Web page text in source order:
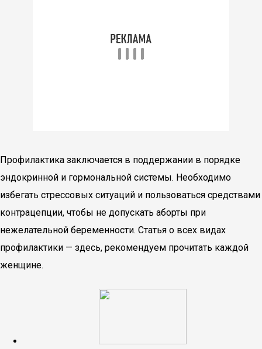
Профилактика заключается в поддержании в порядке
эндокринной и гормональной системы. Необходимо
избегать стрессовых ситуаций и пользоваться средствами
контрацепции, чтобы не допускать аборты при
нежелательной беременности. Статья о всех видах
профилактики — здесь, рекомендуем прочитать каждой
женщине.